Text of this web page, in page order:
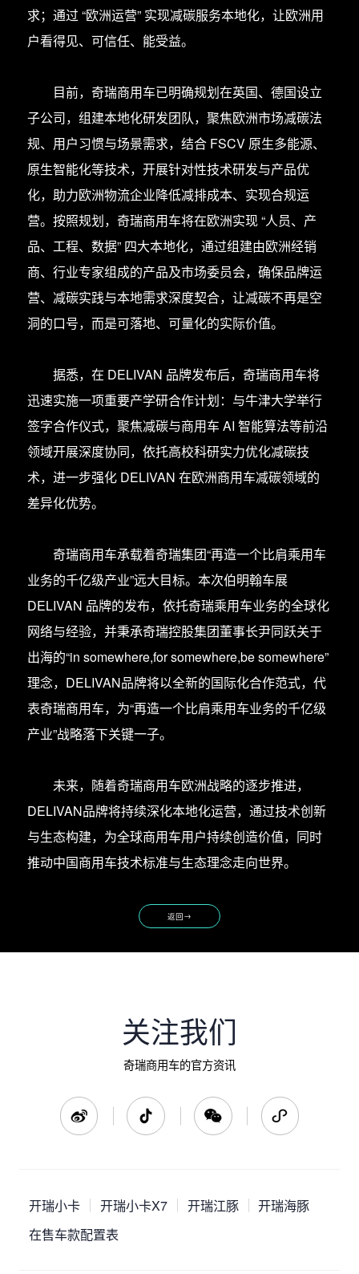
求；通过 “欧洲运营” 实现减碳服务本地化，让欧洲用
户看得见、可信任、能受益。
目前，奇瑞商用车已明确规划在英国、德国设立
子公司，组建本地化研发团队，聚焦欧洲市场减碳法
规、用户习惯与场景需求，结合 FSCV 原生多能源、
原生智能化等技术，开展针对性技术研发与产品优
化，助力欧洲物流企业降低减排成本、实现合规运
营。按照规划，奇瑞商用车将在欧洲实现 “人员、产
品、工程、数据” 四大本地化，通过组建由欧洲经销
商、行业专家组成的产品及市场委员会，确保品牌运
营、减碳实践与本地需求深度契合，让减碳不再是空
洞的口号，而是可落地、可量化的实际价值。
据悉，在 DELIVAN 品牌发布后，奇瑞商用车将
迅速实施一项重要产学研合作计划：与牛津大学举行
签字合作仪式，聚焦减碳与商用车 AI 智能算法等前沿
领域开展深度协同，依托高校科研实力优化减碳技
术，进一步强化 DELIVAN 在欧洲商用车减碳领域的
差异化优势。
奇瑞商用车承载着奇瑞集团“再造一个比肩乘用车
业务的千亿级产业”远大目标。本次伯明翰车展
DELIVAN 品牌的发布，依托奇瑞乘用车业务的全球化
网络与经验，并秉承奇瑞控股集团董事长尹同跃关于
出海的“in somewhere,for somewhere,be somewhere”
理念，DELIVAN品牌将以全新的国际化合作范式，代
表奇瑞商用车，为“再造一个比肩乘用车业务的千亿级
产业”战略落下关键一子。
未来，随着奇瑞商用车欧洲战略的逐步推进，
DELIVAN品牌将持续深化本地化运营，通过技术创新
与生态构建，为全球商用车用户持续创造价值，同时
推动中国商用车技术标准与生态理念走向世界。
返回→
关注我们
奇瑞商用车的官方资讯
开瑞小卡 开瑞小卡X7 开瑞江豚
开瑞海豚
在售车款配置表